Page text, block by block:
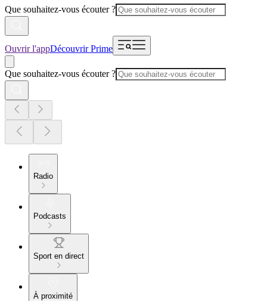
Que souhaitez-vous écouter ?
Ouvrir l'appDécouvrir Prime
Que souhaitez-vous écouter ?
Radio
Podcasts
Sport en direct
À proximité